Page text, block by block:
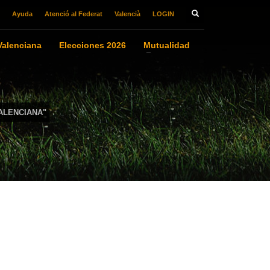
Ayuda Atenció al Federat Valencià LOGIN
Elecciones 2026 Mutualidad